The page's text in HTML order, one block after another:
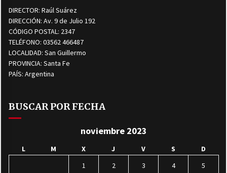
DIRECTOR: Raúl Suárez
DIRECCIÓN: Av. 9 de Julio 192
CÓDIGO POSTAL: 2347
TELÉFONO: 03562 466487
LOCALIDAD: San Guillermo
PROVINCIA: Santa Fe
PAÍS: Argentina
BUSCAR POR FECHA
noviembre 2023
L M X J V S
D
1
2 3 4 5